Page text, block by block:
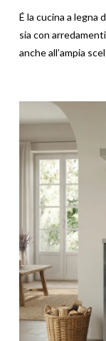
AZIENDA
PRODOTTI
CATALOGHI
STRUMENTI
NEWS
MEDIA
CONTATTI
AREA
É la cucina a legna
sia con
anche all’ampia